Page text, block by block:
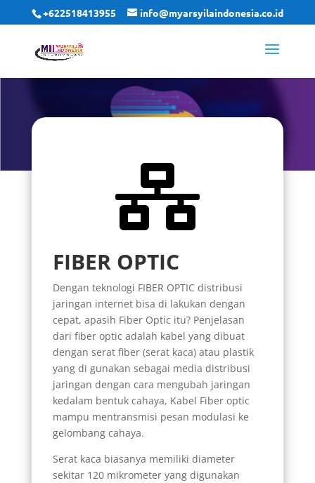
+622518413955 info@myarsyilaindonesia.co.id

FIBER OPTIC
Dengan teknologi FIBER OPTIC distribusi
jaringan internet bisa di lakukan dengan
cepat, apasih Fiber Optic itu? Penjelasan
dari fiber optic adalah kabel yang dibuat
dengan serat fiber (serat kaca) atau plastik
yang di gunakan sebagai media distribusi
jaringan dengan cara mengubah jaringan
kedalam bentuk cahaya, Kabel Fiber optic
mampu mentransmisi pesan modulasi ke
gelombang cahaya.
Serat kaca biasanya memiliki diameter
sekitar 120 mikrometer yang digunakan